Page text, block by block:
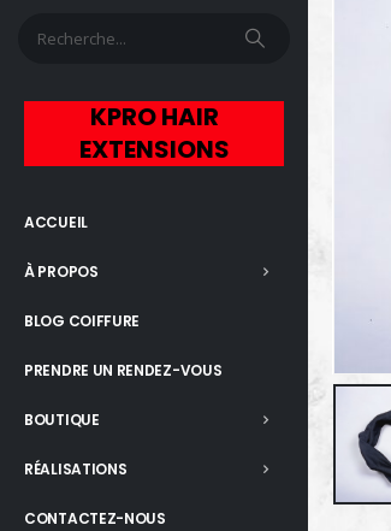
KPRO HAIR
EXTENSIONS
ACCUEIL
À PROPOS
BLOG COIFFURE
PRENDRE UN RENDEZ-VOUS
BOUTIQUE
RÉALISATIONS
CONTACTEZ-NOUS